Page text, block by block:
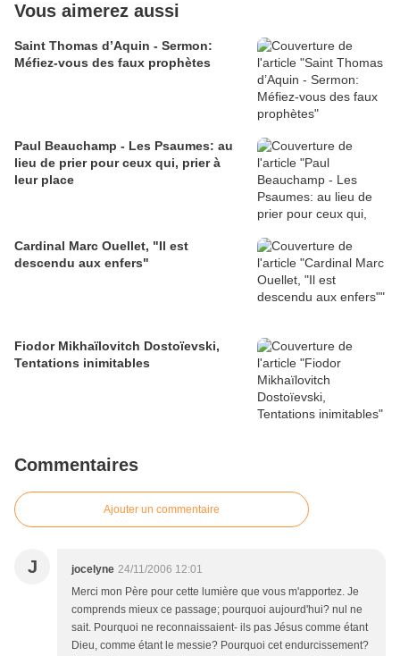
Vous aimerez aussi
Saint Thomas d’Aquin - Sermon:
Méfiez-vous des faux prophètes
Paul Beauchamp - Les Psaumes: au
lieu de prier pour ceux qui, prier à
leur place
Cardinal Marc Ouellet, "Il est
descendu aux enfers"
Fiodor Mikhaïlovitch Dostoïevski,
Tentations inimitables
Commentaires
Ajouter un commentaire
J jocelyne 24/11/2006 12:01
Merci mon Père pour cette lumière que vous m'apportez. Je
comprends mieux ce passage; pourquoi aujourd'hui? nul ne
sait. Pourquoi ne reconnaissaient- ils pas Jésus comme étant
Dieu, comme étant le messie? Pourquoi cet endurcissement?